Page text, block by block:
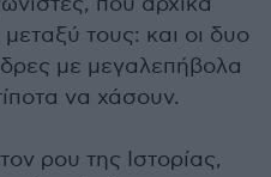
μεταξύ τους: και οι δυο
με μεγαλεπήβολα
να χάσουν.
ρου της Ιστορίας,